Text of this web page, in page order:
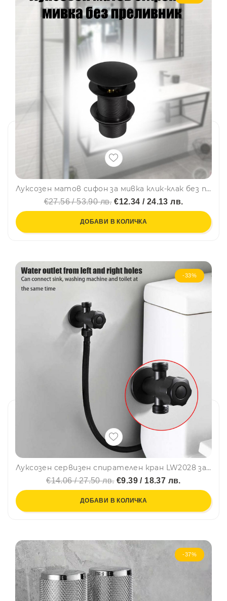
Луксозен матов сифон за мивка клик-клак без преливник - черен
€27.56 / 53.90 лв.€12.34 / 24.13 лв.
ДОБАВИ В КОЛИЧКА
-33%
Луксозен сервизен спирателен кран LW2028 за студена вода - ретро, черен мат
€14.06 / 27.50 лв.€9.39 / 18.37 лв.
ДОБАВИ В КОЛИЧКА
-37%